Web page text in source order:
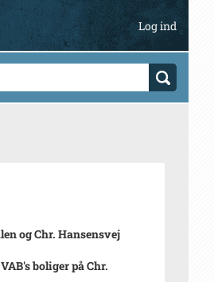
Log ind
og Chr. Hansensvej
boliger på Chr.